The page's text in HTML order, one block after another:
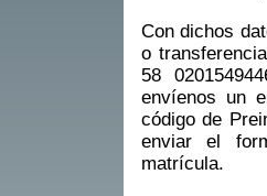
Con dichos
o
58
envíenos un
código de
enviar el
matrícula.